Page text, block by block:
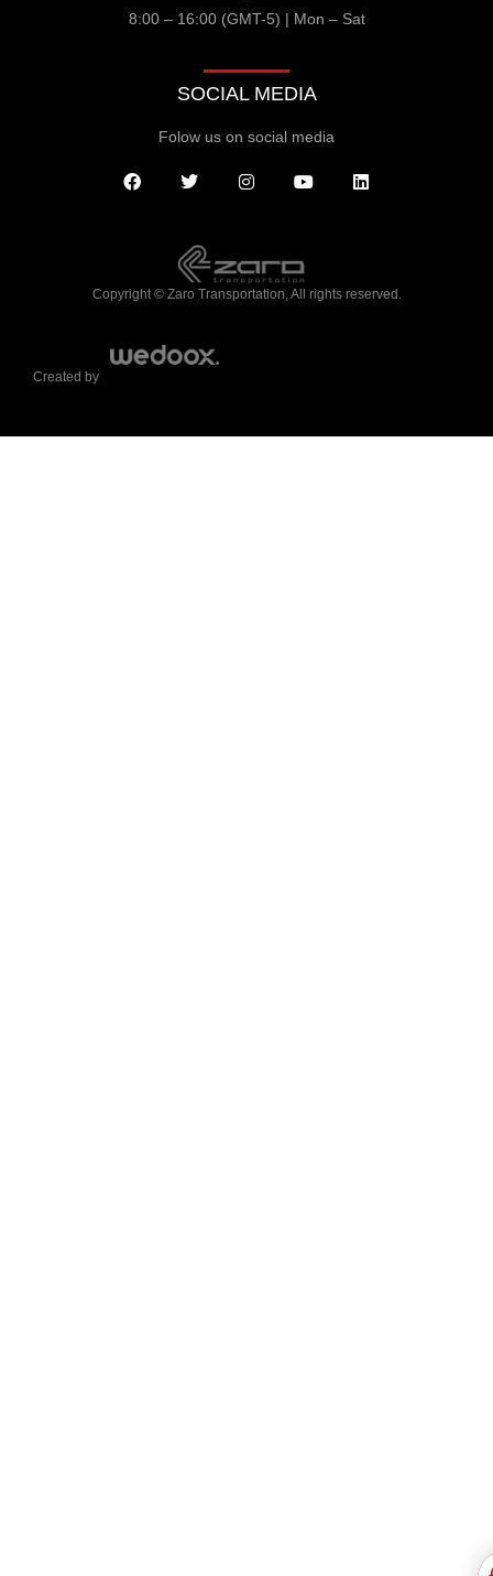
8:00 – 16:00 (GMT-5) | Mon – Sat
SOCIAL MEDIA
Folow us on social media
Copyright © Zaro Transportation, All rights reserved.
Created by